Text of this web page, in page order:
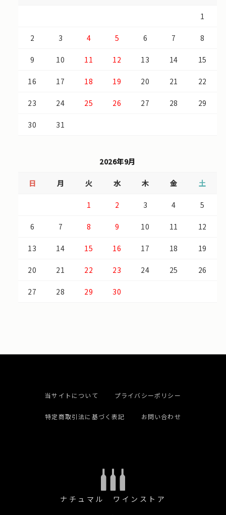
1
2 3 4 5 6 7 8
9 10 11 12 13 14 15
16 17 18 19 20 21 22
23 24 25 26 27 28 29
30 31
2026年9月
日 月 火 水 木 金 土
1 2 3 4 5
6 7 8 9 10 11 12
13 14 15 16 17 18 19
20 21 22 23 24 25 26
27 28 29 30
当サイトについて プライバシーポリシー
特定商取引法に基づく表記 お問い合わせ
ナチュマル ワインストア